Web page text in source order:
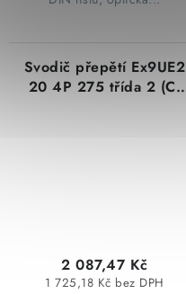
Svodič přepětí Ex9UE2
20 4P 275 třída 2 (C)
1 725,18 Kč bez DPH
2 087,47 Kč